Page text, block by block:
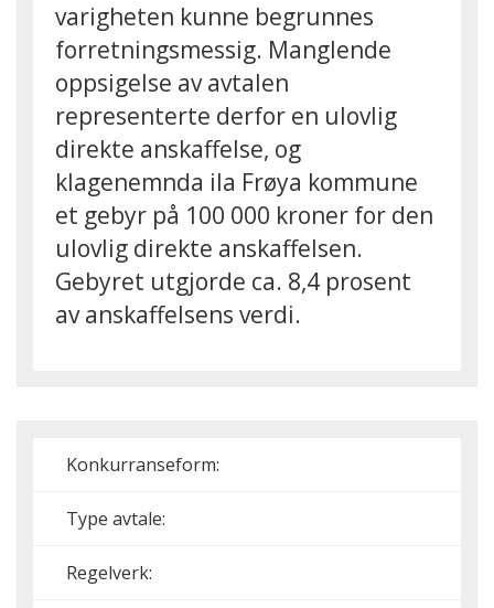
varigheten kunne begrunnes
forretningsmessig. Manglende
oppsigelse av avtalen
representerte derfor en ulovlig
direkte anskaffelse, og
klagenemnda ila Frøya kommune
et gebyr på 100 000 kroner for den
ulovlig direkte anskaffelsen.
Gebyret utgjorde ca. 8,4 prosent
av anskaffelsens verdi.
Konkurranseform:
Type avtale:
Regelverk: